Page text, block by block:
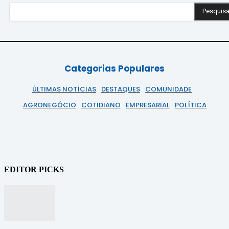
Categorias Populares
ÚLTIMAS NOTÍCIAS DESTAQUES COMUNIDADE
AGRONEGÓCIO
COTIDIANO EMPRESARIAL POLÍTICA
EDITOR PICKS